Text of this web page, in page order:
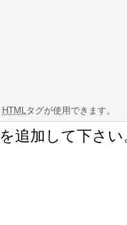
HTMLタグが使用できます。